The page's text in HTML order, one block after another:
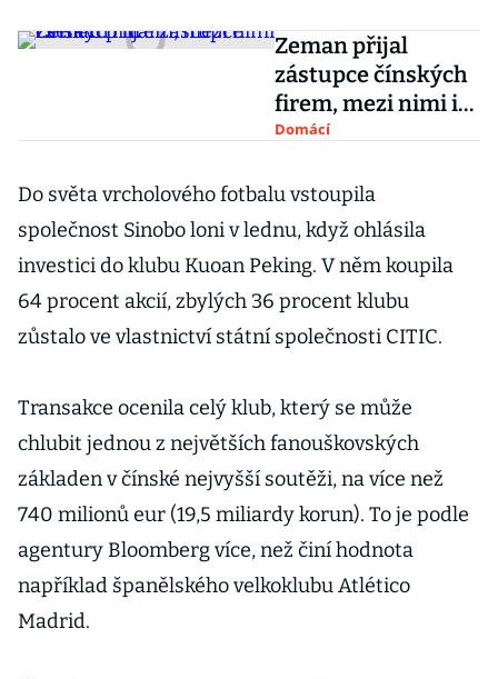
Zeman přijal
zástupce čínských
firem, mezi nimi i
šéfa CITIC
Domácí
Do světa vrcholového fotbalu vstoupila
společnost Sinobo loni v lednu, když ohlásila
investici do klubu Kuoan Peking. V něm koupila
64 procent akcií, zbylých 36 procent klubu
zůstalo ve vlastnictví státní společnosti CITIC.
Transakce ocenila celý klub, který se může
chlubit jednou z největších fanouškovských
základen v čínské nejvyšší soutěži, na více než
740 milionů eur (19,5 miliardy korun). To je podle
agentury Bloomberg více, než činí hodnota
například španělského velkoklubu Atlético
Madrid.